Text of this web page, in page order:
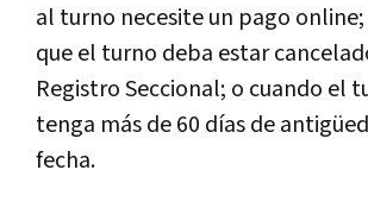
al turno necesite un pago online;
que el turno deba estar
Registro Seccional; o cuando el
tenga más de 60 días de
fecha.